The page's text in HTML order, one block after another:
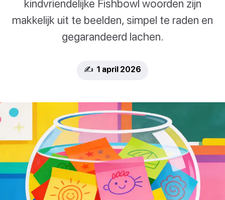
kindvriendelijke Fishbowl woorden zijn
makkelijk uit te beelden, simpel te raden en
gegarandeerd lachen.
✍️ 1 april 2026